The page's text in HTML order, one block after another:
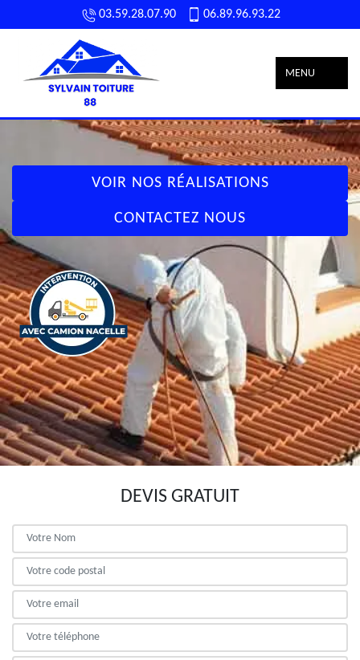
03.59.28.07.90 06.89.96.93.22
MENU
VOIR NOS RÉALISATIONS
CONTACTEZ NOUS
DEVIS GRATUIT